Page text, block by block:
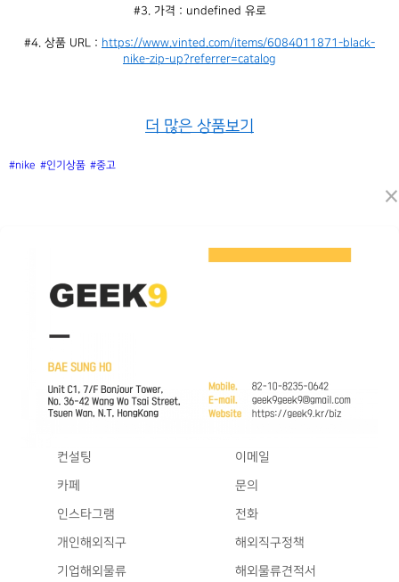
#3. 가격 : undefined 유로
#4. 상품 URL : https://www.vinted.com/items/6084011871-black-
nike-zip-up?referrer=catalog
더 많은 상품보기
#nike #인기상품 #중고
×
컨설팅
카페
인스타그램
개인해외직구
기업해외물류
이메일
문의
전화
해외직구정책
해외물류견적서